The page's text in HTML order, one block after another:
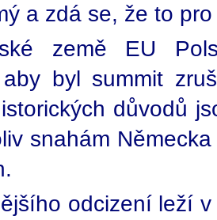
a zdá se, že to
země EU
aby byl summit
důvodů
snahám
odcizení leží